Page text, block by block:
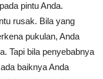
pintu Anda.
rusak. Bila yang
pukulan, Anda
Tapi bila penyebabnya
baiknya Anda